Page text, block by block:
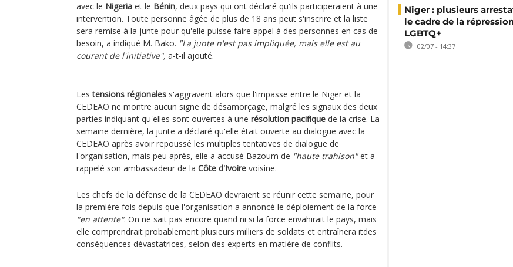
avec le Nigeria et le Bénin, deux pays qui ont déclaré qu'ils participeraient à une
intervention. Toute personne âgée de plus de 18 ans peut s'inscrire et la liste
sera remise à la junte pour qu'elle puisse faire appel à des personnes en cas de
besoin, a indiqué M. Bako. "La junte n'est pas impliquée, mais elle est au
courant de l'initiative", a-t-il ajouté.
Lestensions régionales s'aggravent alors que l'impasse entre le Niger et la
CEDEAO ne montre aucun signe de désamorçage, malgré les signaux des deux
parties indiquant qu'elles sont ouvertes à une résolution pacifique de la crise. La
semaine dernière, la junte a déclaré qu'elle était ouverte au dialogue avec la
CEDEAO après avoir repoussé les multiples tentatives de dialogue de
l'organisation, mais peu après, elle a accusé Bazoum de "haute trahison"et a
rappelé son ambassadeur de la Côte d'Ivoire voisine.
Les chefs de la défense de la CEDEAO devraient se réunir cette semaine, pour
la première fois depuis que l'organisation a annoncé le déploiement de la force
"en attente". On ne sait pas encore quand ni si la force envahirait le pays, mais
elle comprendrait probablement plusieurs milliers de soldats et entraînera itdes
conséquences dévastatrices, selon des experts en matière de conflits.
Niger : plusieurs
le cadre de la
LGBTQ+
02/07 - 14:37